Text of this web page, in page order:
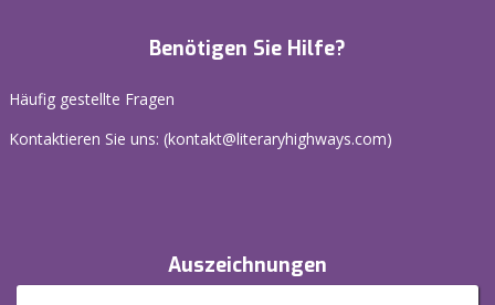
Benötigen Sie Hilfe?
Häufig gestellte Fragen
Kontaktieren Sie uns: (kontakt@literaryhighways.com)
Auszeichnungen